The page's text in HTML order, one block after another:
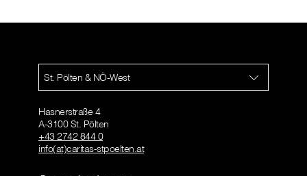
St. Pölten & NÖ-West
Hasnerstraße 4
A-3100 St. Pölten
+43 2742 844 0
info(at)caritas-stpoelten.at